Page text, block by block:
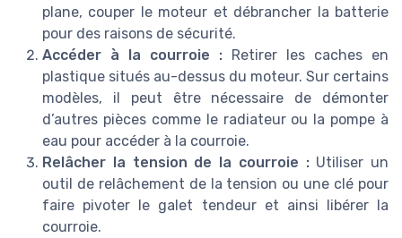
plane, couper le moteur et débrancher la batterie
pour des raisons de sécurité.
Accéder à la courroie : Retirer les caches en
plastique situés au-dessus du moteur. Sur certains
modèles, il peut être nécessaire de démonter
d’autres pièces comme le radiateur ou la pompe à
eau pour accéder à la courroie.
Relâcher la tension de la courroie :Utiliser un
outil de relâchement de la tension ou une clé pour
faire pivoter le galet tendeur et ainsi libérer la
courroie.